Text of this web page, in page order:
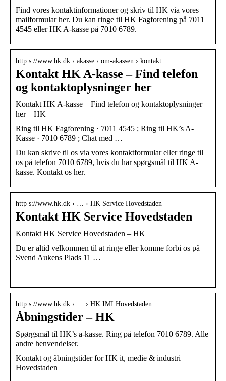
Find vores kontaktinformationer og skriv til HK via vores
mailformular her. Du kan ringe til HK Fagforening på 7011
4545 eller HK A-kasse på 7010 6789.
http s://www.hk.dk › akasse › om-akassen › kontakt
Kontakt HK A-kasse – Find telefon
og kontaktoplysninger her
Kontakt HK A-kasse – Find telefon og kontaktoplysninger
her – HK
Ring til HK Fagforening · 7011 4545 ; Ring til HK’s A-
Kasse · 7010 6789 ; Chat med …
Du kan skrive til os via vores kontaktformular eller ringe til
os på telefon 7010 6789, hvis du har spørgsmål til HK A-
kasse. Kontakt os her.
http s://www.hk.dk › … › HK Service Hovedstaden
Kontakt HK Service Hovedstaden
Kontakt HK Service Hovedstaden – HK
Du er altid velkommen til at ringe eller komme forbi os på
Svend Aukens Plads 11 …
http s://www.hk.dk › … › HK IMI Hovedstaden
Åbningstider – HK
Spørgsmål til HK’s a-kasse. Ring på telefon 7010 6789. Alle
andre henvendelser.
Kontakt og åbningstider for HK it, medie & industri
Hovedstaden